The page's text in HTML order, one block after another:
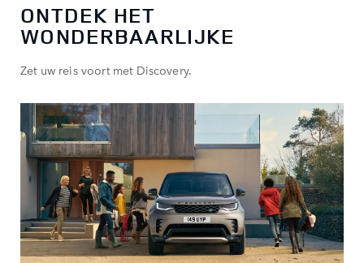
ONTDEK HET
WONDERBAARLIJKE
Zet uw reis voort met Discovery.